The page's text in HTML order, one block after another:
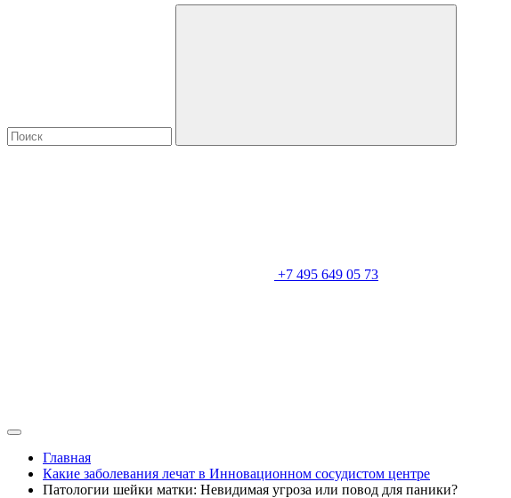
+7 495 649 05 73
Главная
Какие заболевания лечат в Инновационном сосудистом центре
Патологии шейки матки: Невидимая угроза или повод для паники?